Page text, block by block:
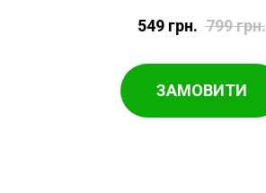
549 грн. 799грн.
ЗАМОВИТИ